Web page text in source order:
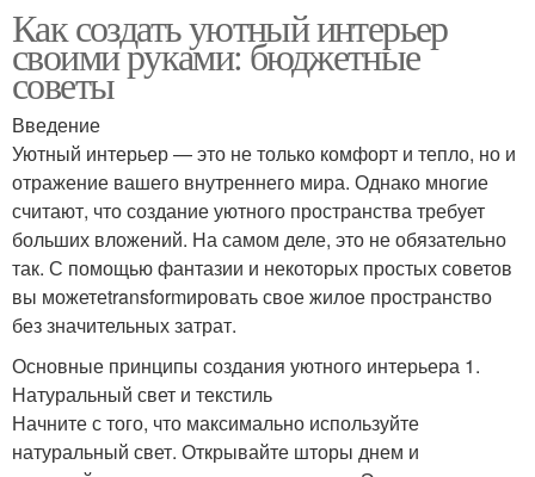
Как создать уютный интерьер
своими руками: бюджетные
советы
Введение
Уютный интерьер — это не только комфорт и тепло, но и
отражение вашего внутреннего мира. Однако многие
считают, что создание уютного пространства требует
больших вложений. На самом деле, это не обязательно
так. С помощью фантазии и некоторых простых советов
вы можетеtransformировать свое жилое пространство
без значительных затрат.
Основные принципы создания уютного интерьера 1.
Натуральный свет и текстиль
Начните с того, что максимально используйте
натуральный свет. Открывайте шторы днем и